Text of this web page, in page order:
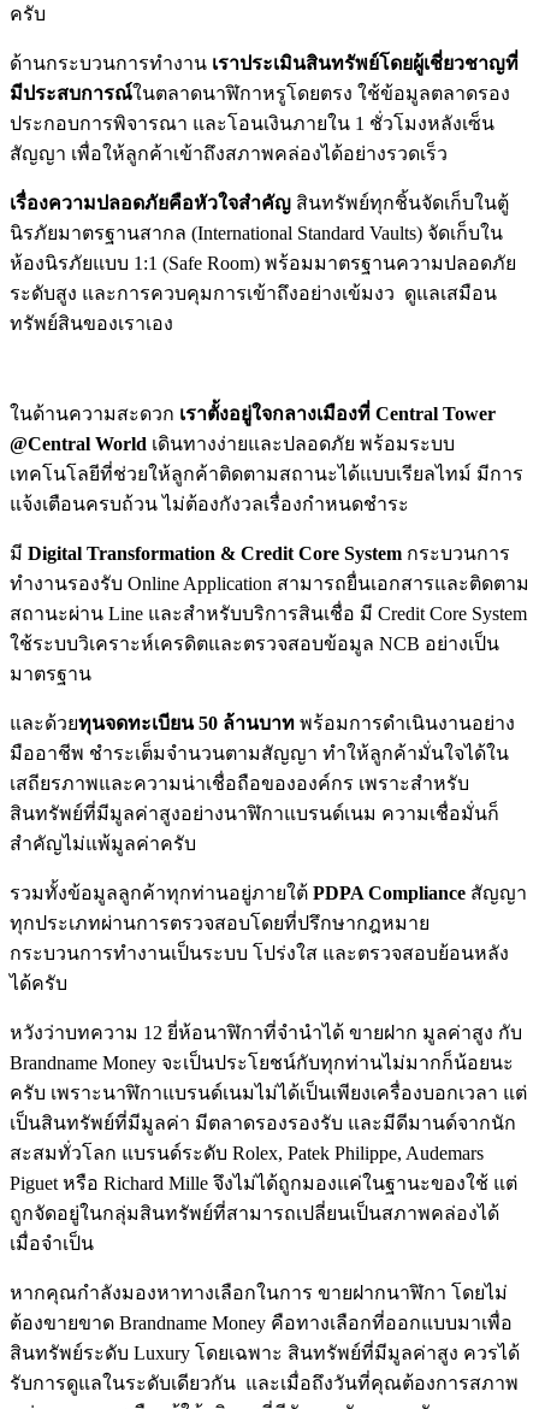
ครับ
ด้านกระบวนการทำงาน เราประเมินสินทรัพย์โดยผู้เชี่ยวชาญที่
มีประสบการณ์ในตลาดนาฬิกาหรูโดยตรง ใช้ข้อมูลตลาดรอง
ประกอบการพิจารณา และโอนเงินภายใน 1 ชั่วโมงหลังเซ็น
สัญญา เพื่อให้ลูกค้าเข้าถึงสภาพคล่องได้อย่างรวดเร็ว
เรื่องความปลอดภัยคือหัวใจสำคัญ สินทรัพย์ทุกชิ้นจัดเก็บในตู้
นิรภัยมาตรฐานสากล (International Standard Vaults) จัดเก็บใน
ห้องนิรภัยแบบ 1:1 (Safe Room) พร้อมมาตรฐานความปลอดภัย
ระดับสูง และการควบคุมการเข้าถึงอย่างเข้มงว ดูแลเสมือน
ทรัพย์สินของเราเอง
ในด้านความสะดวก เราตั้งอยู่ใจกลางเมืองที่ Central Tower
@Central World เดินทางง่ายและปลอดภัย พร้อมระบบ
เทคโนโลยีที่ช่วยให้ลูกค้าติดตามสถานะได้แบบเรียลไทม์ มีการ
แจ้งเตือนครบถ้วน ไม่ต้องกังวลเรื่องกำหนดชำระ
มี Digital Transformation & Credit Core System กระบวนการ
ทำงานรองรับ Online Application สามารถยื่นเอกสารและติดตาม
สถานะผ่าน Line และสำหรับบริการสินเชื่อ มี Credit Core System
ใช้ระบบวิเคราะห์เครดิตและตรวจสอบข้อมูล NCB อย่างเป็น
มาตรฐาน
และด้วยทุนจดทะเบียน 50 ล้านบาท พร้อมการดำเนินงานอย่าง
มืออาชีพ ชำระเต็มจำนวนตามสัญญา ทำให้ลูกค้ามั่นใจได้ใน
เสถียรภาพและความน่าเชื่อถือขององค์กร เพราะสำหรับ
สินทรัพย์ที่มีมูลค่าสูงอย่างนาฬิกาแบรนด์เนม ความเชื่อมั่นก็
สำคัญไม่แพ้มูลค่าครับ
รวมทั้งข้อมูลลูกค้าทุกท่านอยู่ภายใต้ PDPA Compliance สัญญา
ทุกประเภทผ่านการตรวจสอบโดยที่ปรึกษากฎหมาย
กระบวนการทำงานเป็นระบบ โปร่งใส และตรวจสอบย้อนหลัง
ได้ครับ
หวังว่าบทความ 12 ยี่ห้อนาฬิกาที่จํานําได้ ขายฝาก มูลค่าสูง กับ
Brandname Money จะเป็นประโยชน์กับทุกท่านไม่มากก็น้อยนะ
ครับ เพราะนาฬิกาแบรนด์เนมไม่ได้เป็นเพียงเครื่องบอกเวลา แต่
เป็นสินทรัพย์ที่มีมูลค่า มีตลาดรองรองรับ และมีดีมานด์จากนัก
สะสมทั่วโลก แบรนด์ระดับ Rolex, Patek Philippe, Audemars
Piguet หรือ Richard Mille จึงไม่ได้ถูกมองแค่ในฐานะของใช้ แต่
ถูกจัดอยู่ในกลุ่มสินทรัพย์ที่สามารถเปลี่ยนเป็นสภาพคล่องได้
เมื่อจำเป็น
หากคุณกำลังมองหาทางเลือกในการ ขายฝากนาฬิกา โดยไม่
ต้องขายขาด Brandname Money คือทางเลือกที่ออกแบบมาเพื่อ
สินทรัพย์ระดับ Luxury โดยเฉพาะ สินทรัพย์ที่มีมูลค่าสูง ควรได้
รับการดูแลในระดับเดียวกัน และเมื่อถึงวันที่คุณต้องการสภาพ